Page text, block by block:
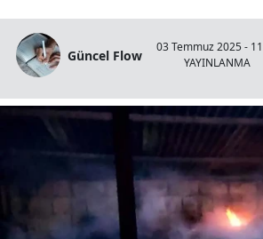
Güncel Flow
03 Temmuz 2025 -
YAYINLANMA